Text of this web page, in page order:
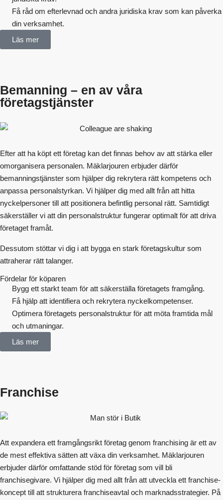
Få råd om efterlevnad och andra juridiska krav som kan påverka
din verksamhet.
Läs mer
Bemanning – en av våra
företagstjänster
Efter att ha köpt ett företag kan det finnas behov av att stärka eller
omorganisera personalen. Mäklarjouren erbjuder därför
bemanningstjänster som hjälper dig rekrytera rätt kompetens och
anpassa personalstyrkan. Vi hjälper dig med allt från att hitta
nyckelpersoner till att positionera befintlig personal rätt. Samtidigt
säkerställer vi att din personalstruktur fungerar optimalt för att driva
företaget framåt.
Dessutom stöttar vi dig i att bygga en stark företagskultur som
attraherar rätt talanger.
Fördelar för köparen
Bygg ett starkt team för att säkerställa företagets framgång.
Få hjälp att identifiera och rekrytera nyckelkompetenser.
Optimera företagets personalstruktur för att möta framtida mål
och utmaningar.
Läs mer
Franchise
Att expandera ett framgångsrikt företag genom franchising är ett av
de mest effektiva sätten att växa din verksamhet. Mäklarjouren
erbjuder därför omfattande stöd för företag som vill bli
franchisegivare. Vi hjälper dig med allt från att utveckla ett franchise-
koncept till att strukturera franchiseavtal och marknadsstrategier. På